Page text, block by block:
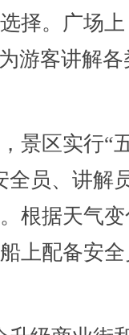
择。广场
游客讲解各
区实行“
员、讲解
根据天气
上配备安